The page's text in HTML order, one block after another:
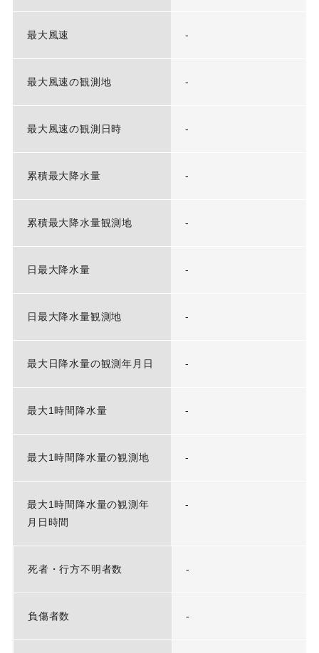
最大風速 -
最大風速の観測地 -
最大風速の観測日時 -
累積最大降水量 -
累積最大降水量観測地 -
日最大降水量 -
日最大降水量観測地 -
最大日降水量の観測年月日 -
最大1時間降水量 -
最大1時間降水量の観測地 -
最大1時間降水量の観測年
月日時間
-
死者・行方不明者数 -
負傷者数 -